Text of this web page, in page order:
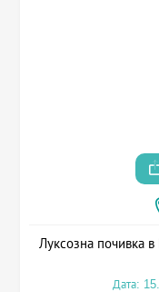
Луксозна почивка
Дата: